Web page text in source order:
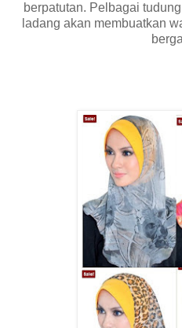
berpatutan. Pelbagai
ladang akan membuatkan